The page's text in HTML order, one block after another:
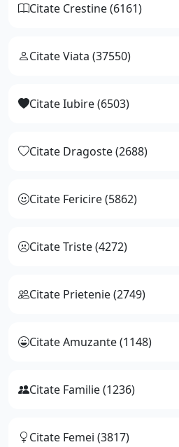
Citate Crestine (6161)
Citate Viata (37550)
Citate Iubire (6503)
Citate Dragoste (2688)
Citate Fericire (5862)
Citate Triste (4272)
Citate Prietenie (2749)
Citate Amuzante (1148)
Citate Familie (1236)
Citate Femei (3817)